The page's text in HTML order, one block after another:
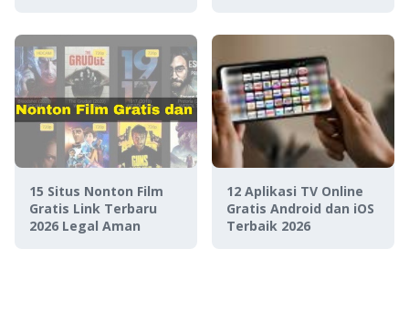
15 Situs Nonton Film
Gratis Link Terbaru
2026 Legal Aman
12 Aplikasi TV Online
Gratis Android dan iOS
Terbaik 2026